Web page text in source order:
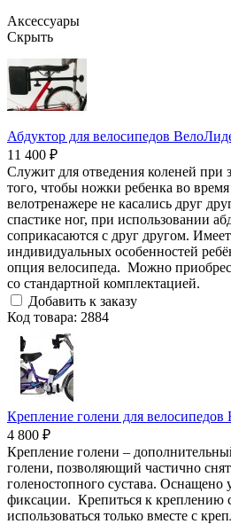
Аксессуары
Скрыть
Абдуктор для велосипедов
11 400 ₽
Служит для отведения коленей при
того, чтобы ножки ребенка во время
велотренажере не касались друг
спастике ног, при использовании
соприкасаются с друг другом.
индивидуальных особенностей
опция велосипеда. Можно
со стандартной комплектацией.
Добавить к заказу
Код товара: 2884
Крепление голени для велосипедов
4 800 ₽
Крепление голени –
голени, позволяющий частично
голеностопного сустава.
фиксации. Крепиться к креплению
использоваться только вместе с